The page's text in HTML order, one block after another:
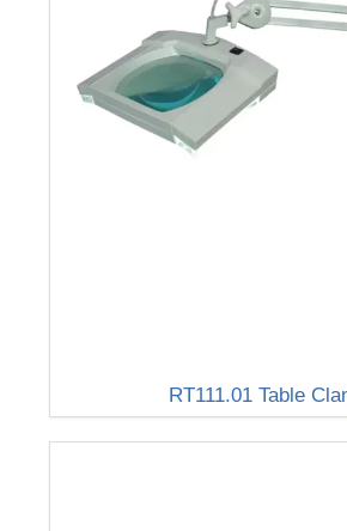
RT111.01 Table